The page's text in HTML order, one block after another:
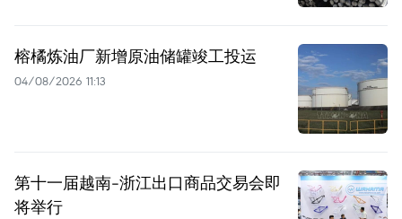
榕橘炼油厂新增原油储罐竣工投运
04/08/2026 11:13
第十一届越南-浙江出口商品交易会即
将举行